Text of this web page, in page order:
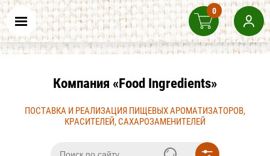
Компания «Food Ingredients»
ПОСТАВКА И РЕАЛИЗАЦИЯ ПИЩЕВЫХ АРОМАТИЗАТОРОВ,
КРАСИТЕЛЕЙ, САХАРОЗАМЕНИТЕЛЕЙ
0